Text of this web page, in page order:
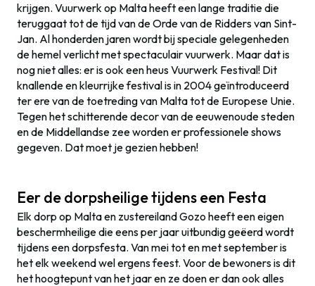
krijgen. Vuurwerk op Malta heeft een lange traditie die
teruggaat tot de tijd van de Orde van de Ridders van Sint-
Jan. Al honderden jaren wordt bij speciale gelegenheden
de hemel verlicht met spectaculair vuurwerk. Maar dat is
nog niet alles: er is ook een heus Vuurwerk Festival! Dit
knallende en kleurrijke festival is in 2004 geïntroduceerd
ter ere van de toetreding van Malta tot de Europese Unie.
Tegen het schitterende decor van de eeuwenoude steden
en de Middellandse zee worden er professionele shows
gegeven. Dat moet je gezien hebben!
Eer de dorpsheilige tijdens een Festa
Elk dorp op Malta en zustereiland Gozo heeft een eigen
beschermheilige die eens per jaar uitbundig geëerd wordt
tijdens een dorpsfesta. Van mei tot en met september is
het elk weekend wel ergens feest. Voor de bewoners is dit
het hoogtepunt van het jaar en ze doen er dan ook alles